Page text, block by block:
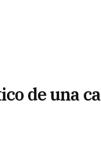
de una